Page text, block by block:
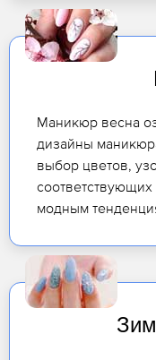
Маникюр весна
дизайны
выбор цветов,
модным